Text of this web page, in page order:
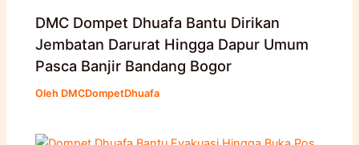
DMC Dompet Dhuafa Bantu Dirikan
Jembatan Darurat Hingga Dapur Umum
Pasca Banjir Bandang Bogor
Oleh DMCDompetDhuafa